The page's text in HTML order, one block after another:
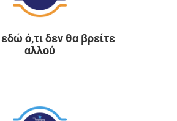
ό,τι δεν θα βρείτε
αλλού